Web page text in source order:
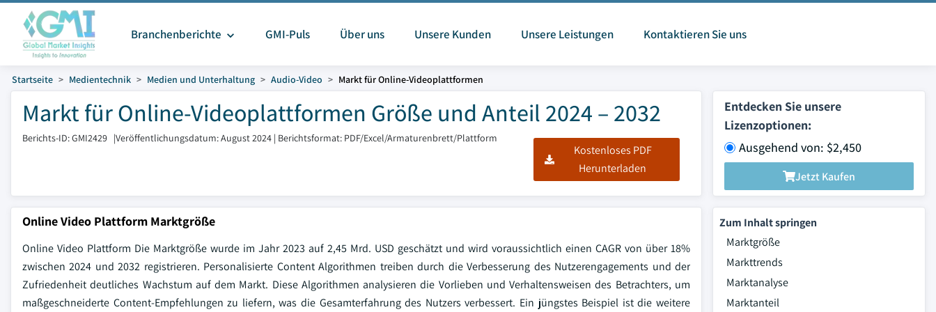
Branchenberichte GMI-Puls Über uns Unsere Kunden Unsere Leistungen Kontaktieren Sie uns
Startseite Medientechnik Medien und Unterhaltung Audio-Video Markt für Online-Videoplattformen
Markt für Online-Videoplattformen Größe und Anteil 2024 – 2032
Berichts-ID: GMI2429 |Veröffentlichungsdatum: August 2024 | Berichtsformat: PDF/Excel/Armaturenbrett/Plattform
Kostenloses PDF
Herunterladen
Entdecken Sie unsere
Lizenzoptionen:
Ausgehend von: $2,450
Jetzt Kaufen
Online Video Plattform Marktgröße
Online Video Plattform Die Marktgröße wurde im Jahr 2023 auf 2,45 Mrd. USD geschätzt und wird voraussichtlich einen CAGR von über 18%
zwischen 2024 und 2032 registrieren. Personalisierte Content Algorithmen treiben durch die Verbesserung des Nutzerengagements und der
Zufriedenheit deutliches Wachstum auf dem Markt. Diese Algorithmen analysieren die Vorlieben und Verhaltensweisen des Betrachters, um
maßgeschneiderte Content-Empfehlungen zu liefern, was die Gesamterfahrung des Nutzers verbessert. Ein jüngstes Beispiel ist die weitere
Zum Inhalt springen
Marktgröße
Markttrends
Marktanalyse
Marktanteil